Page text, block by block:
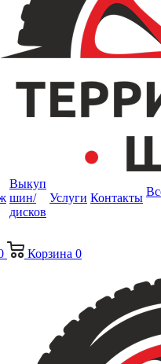
Выкуп
шин/
дисков
Услуги Контакты
Корзина 0